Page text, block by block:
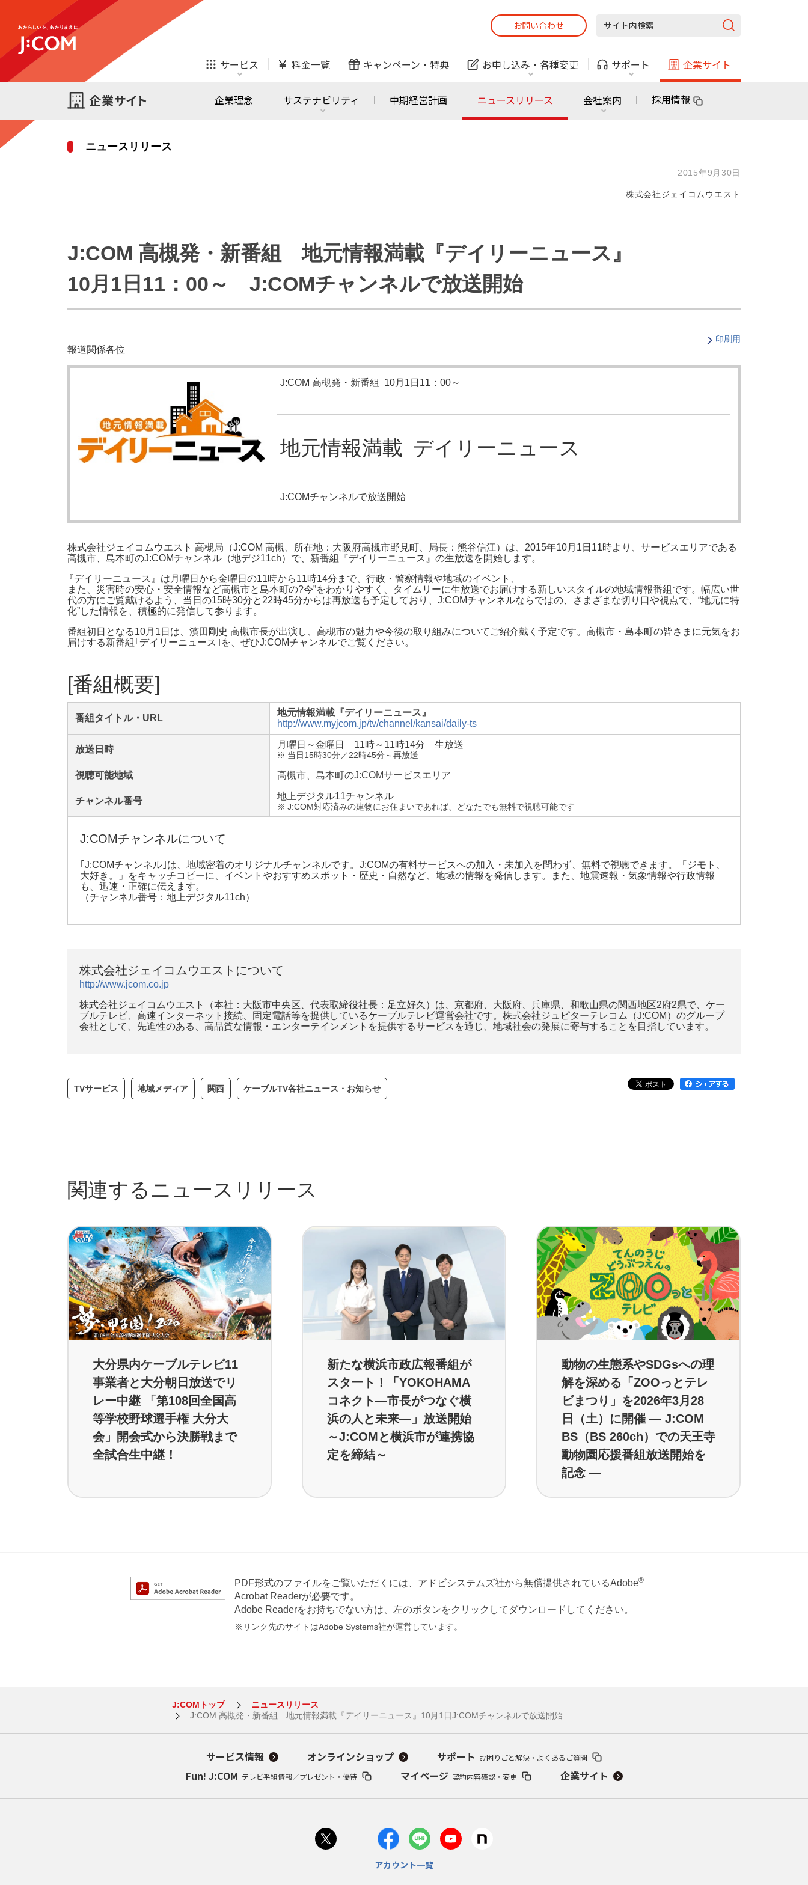
お問い合わせ
サービス 料金一覧 キャンペーン・ 特典 お申し込み・ 各種変更 サポート 企業サイト
ガス
利用できる物件も！
ガス
J:COM STREAM えんかくサポート
おうちサポート
防災情報サービス
自転車生活サポート
J:COMブックス
障害・メンテナンス情報
各種お手続き
パーソナルID 料金・支払い
訪問・窓口
契約関連
休止・解約
テレビ でんき 固定電話
ほけん ローン 防犯カメラ
法人・自治体向けサービス
企業理念 サステナビリティ 中期経営計画 ニュースリリース 会社案内 採用情報
ニュースリリース
2015年9月30日
株式会社ジェイコムウエスト
J:COM 高槻発・新番組 地元情報満載『デイリーニュース』
10月1日11：00～ J:COMチャンネルで放送開始
印刷用
報道関係各位
J:COM 高槻発・新番組 10月1日11：00～
地元情報満載 デイリーニュース
J:COMチャンネルで放送開始
株式会社ジェイコムウエスト 高槻局（J:COM 高槻、所在地：大阪府高槻市野見町、局長：熊谷信江）は、2015年10月1日11時より、サービスエリアである
高槻市、島本町のJ:COMチャンネル（地デジ11ch）で、新番組『デイリーニュース』の生放送を開始します。
『デイリーニュース』は月曜日から金曜日の11時から11時14分まで、行政・警察情報や地域のイベント、
また、災害時の安心・安全情報など高槻市と島本町の?今”をわかりやすく、タイムリーに生放送でお届けする新しいスタイルの地域情報番組です。幅広い世
代の方にご覧戴けるよう、当日の15時30分と22時45分からは再放送も予定しており、J:COMチャンネルならではの、さまざまな切り口や視点で、“地元に特
化”した情報を、積極的に発信して参ります。
番組初日となる10月1日は、濱田剛史 高槻市長が出演し、高槻市の魅力や今後の取り組みについてご紹介戴く予定です。高槻市・島本町の皆さまに元気をお
届けする新番組｢デイリーニュース｣を、ぜひJ:COMチャンネルでご覧ください。
[番組概要]
番組タイトル・URL
地元情報満載『デイリーニュース』
http://www.myjcom.jp/tv/channel/kansai/daily-ts
放送日時 月曜日～金曜日 11時～11時14分 生放送
※ 当日15時30分／22時45分～再放送
視聴可能地域 高槻市、島本町のJ:COMサービスエリア
チャンネル番号 地上デジタル11チャンネル
※ J:COM対応済みの建物にお住まいであれば、どなたでも無料で視聴可能です
J:COMチャンネルについて
｢J:COMチャンネル｣は、地域密着のオリジナルチャンネルです。J:COMの有料サービスへの加入・未加入を問わず、無料で視聴できます。「ジモト、
大好き。」をキャッチコピーに、イベントやおすすめスポット・歴史・自然など、地域の情報を発信します。また、地震速報・気象情報や行政情報
も、迅速・正確に伝えます。
（チャンネル番号：地上デジタル11ch）
株式会社ジェイコムウエストについて
http://www.jcom.co.jp
株式会社ジェイコムウエスト（本社：大阪市中央区、代表取締役社長：足立好久）は、京都府、大阪府、兵庫県、和歌山県の関西地区2府2県で、ケー
ブルテレビ、高速インターネット接続、固定電話等を提供しているケーブルテレビ運営会社です。株式会社ジュピターテレコム（J:COM）のグループ
会社として、先進性のある、高品質な情報・エンターテインメントを提供するサービスを通じ、地域社会の発展に寄与することを目指しています。
TVサービス 地域メディア 関西 ケーブルTV各社ニュース・お知らせ
関連するニュースリリース
大分県内ケーブルテレビ11
事業者と大分朝日放送でリ
レー中継 「第108回全国高
等学校野球選手権 大分大
会」開会式から決勝戦まで
全試合生中継！
新たな横浜市政広報番組が
スタート！「YOKOHAMA
コネクト―市長がつなぐ横
浜の人と未来―」放送開始
～J:COMと横浜市が連携協
定を締結～
動物の生態系やSDGsへの理
解を深める「ZOOっとテレ
ビまつり」を2026年3月28
日（土）に開催 ― J:COM
BS（BS 260ch）での天王寺
動物園応援番組放送開始を
記念 ―
PDF形式のファイルをご覧いただくには、アドビシステムズ社から無償提供されているAdobe®
Acrobat Readerが必要です。
Adobe Readerをお持ちでない方は、左のボタンをクリックしてダウンロードしてください。
※リンク先のサイトはAdobe Systems社が運営しています。
J:COMトップ
ニュースリリース
J:COM 高槻発・新番組 地元情報満載『デイリーニュース』10月1日J:COMチャンネルで放送開始
サービス情報 オンラインショップ サポート お困りごと解決・よくあるご質問
Fun! J:COM テレビ番組情報／プレゼント・優待 マイページ 契約内容確認・変更 企業サイト
アカウント一覧